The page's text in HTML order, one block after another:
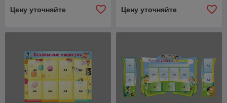
Цену уточняйте Цену уточняйте